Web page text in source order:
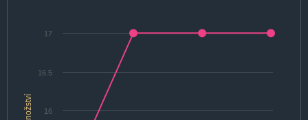
Množství 16
16.5
17